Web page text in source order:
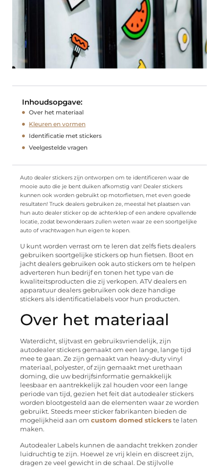
Inhoudsopgave:
Over het materiaal
Kleuren en vormen
Identificatie met stickers
Veelgestelde vragen
Auto dealer stickers zijn ontworpen om te identificeren waar de
mooie auto die je bent duiken afkomstig van! Dealer stickers
kunnen ook worden gebruikt op motorfietsen, met even goede
resultaten! Truck dealers gebruiken ze, meestal het plaatsen van
hun auto dealer sticker op de achterklep of een andere opvallende
locatie, zodat bewonderaars zullen weten waar ze een soortgelijke
auto of vrachtwagen hun eigen te kopen.
U kunt worden verrast om te leren dat zelfs fiets dealers
gebruiken soortgelijke stickers op hun fietsen. Boot en
jacht dealers gebruiken ook auto stickers om te helpen
adverteren hun bedrijf en tonen het type van de
kwaliteitsproducten die zij verkopen. ATV dealers en
apparatuur dealers gebruiken ook deze handige
stickers als identificatielabels voor hun producten.
Over het materiaal
Waterdicht, slijtvast en gebruiksvriendelijk, zijn
autodealer stickers gemaakt om een lange, lange tijd
mee te gaan. Ze zijn gemaakt van heavy-duty vinyl
materiaal, polyester, of zijn gemaakt met urethaan
doming, die uw bedrijfsinformatie gemakkelijk
leesbaar en aantrekkelijk zal houden voor een lange
periode van tijd, gezien het feit dat autodealer stickers
worden blootgesteld aan de elementen waar ze worden
gebruikt. Steeds meer sticker fabrikanten bieden de
mogelijkheid aan om custom domed stickers te laten
maken.
Autodealer Labels kunnen de aandacht trekken zonder
luidruchtig te zijn. Hoewel ze vrij klein en discreet zijn,
dragen ze veel gewicht in de schaal. De stijlvolle